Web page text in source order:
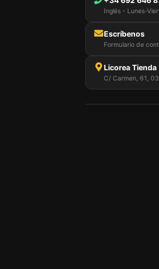
Inglés - Lunes-
Escríbenos
Formulario de
Licorea Tienda
C/ Carmen, 61,